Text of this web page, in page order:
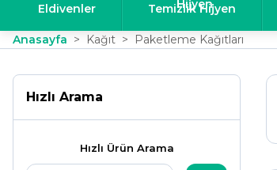
Eldivenler Temizlik Hijyen
Anasayfa Kağıt Paketleme Kağıtları
Hızlı Arama
Hızlı Ürün Arama